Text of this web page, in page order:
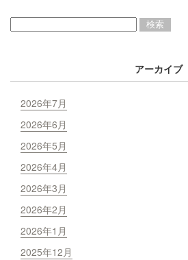
アーカイブ
2026年7月
2026年6月
2026年5月
2026年4月
2026年3月
2026年2月
2026年1月
2025年12月